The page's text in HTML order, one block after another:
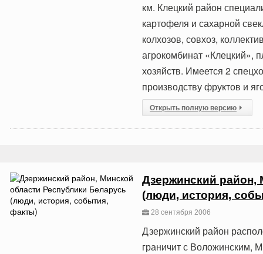
км. Клецкий район
картофеля и сахарной
колхозов, совхоз,
агрокомбинат «Клецкий»,
хозяйств. Имеется 2
производству фруктов и
Открыть полную версию
Дзержинский район,
(люди, история,
28 сентября 2006
Дзержинский район
граничит с Воложинским,